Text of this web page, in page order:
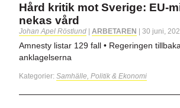
Hård kritik mot Sverige: EU-
nekas vård
Johan Apel Röstlund ARBETAREN 30 juni,
Amnesty listar 129 fall • Regeringen
anklagelserna
Kategorier: Samhälle, Politik & Ekonomi